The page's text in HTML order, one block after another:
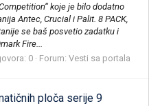
koje je bilo dodatno
Antec, Crucial i Palit. 8 PACK,
se baš posvetio zadatku i
Fire...
0 Forum: Vesti sa portala
ploča serije 9